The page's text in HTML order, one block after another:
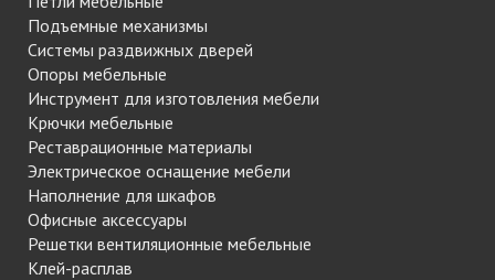
Подъемные механизмы
Системы раздвижных дверей
Опоры мебельные
Инструмент для изготовления мебели
Крючки мебельные
Реставрационные материалы
Электрическое оснащение мебели
Наполнение для шкафов
Офисные аксессуары
Решетки вентиляционные мебельные
Клей-расплав